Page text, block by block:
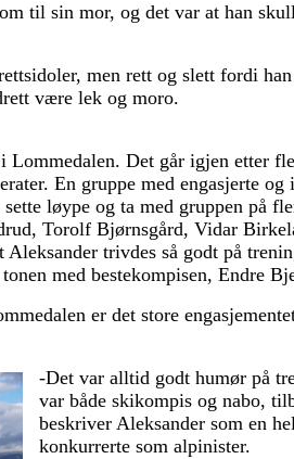
til sin mor, og det var at han
men rett og slett fordi
være lek og moro.
Det går igjen etter
En gruppe med engasjerte og
løype og ta med gruppen på
Torolf Bjørnsgård, Vidar
trivdes så godt på
med bestekompisen, Endre
er det store
-Det var alltid godt humør på
var både skikompis og nabo,
beskriver Aleksander som en
konkurrerte som alpinister.